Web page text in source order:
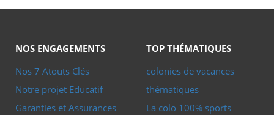
leur technique et, pour certains stages à partir de 10 jours,
préparer les galops 1 à 3.
NOS ENGAGEMENTS
Nos 7 Atouts Clés
Notre projet Educatif
Garanties et Assurances
TOP THÉMATIQUES
colonies de vacances
thématiques
La colo 100% sports